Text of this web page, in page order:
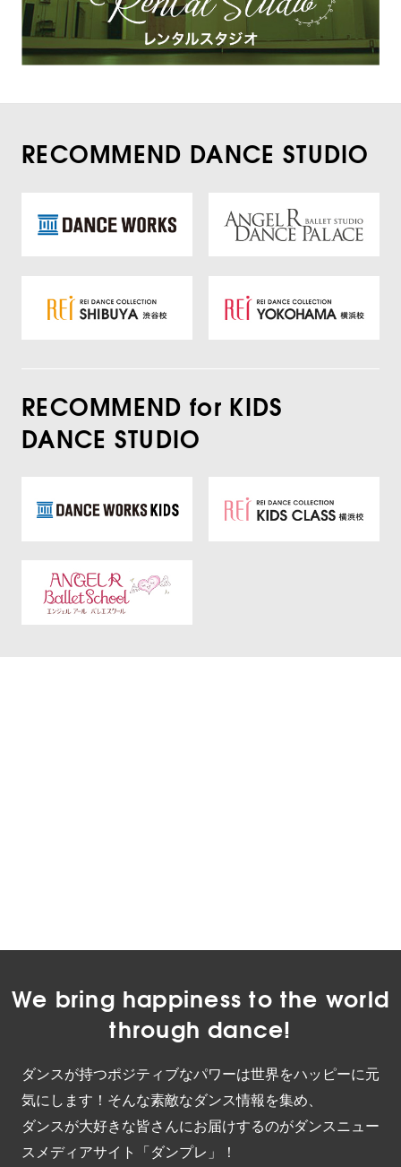
RECOMMEND DANCE STUDIO
RECOMMEND for KIDS
DANCE STUDIO
We bring happiness to the world
through dance!
ダンスが持つポジティブなパワーは世界をハッピーに元
気にします！そんな素敵なダンス情報を集め、
ダンスが大好きな皆さんにお届けするのがダンスニュー
スメディアサイト「ダンプレ」！